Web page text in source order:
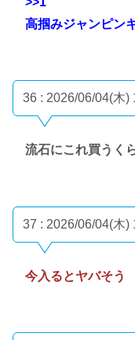
高掴みジャンピン
36 : 2026/06/04(木)
流石にこれ買うく
37 : 2026/06/04(木)
今入るとヤバそう